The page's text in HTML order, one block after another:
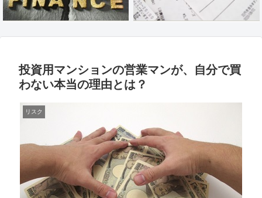
投資用マンションの営業マンが、自分で買
わない本当の理由とは？
リスク